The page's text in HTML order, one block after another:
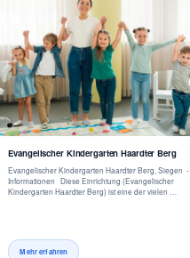
Evangelischer Kindergarten Haardter Berg
Evangelischer Kindergarten Haardter Berg, Siegen -
Informationen Diese Einrichtung (Evangelischer
Kindergarten Haardter Berg) ist eine der vielen …
Mehr erfahren